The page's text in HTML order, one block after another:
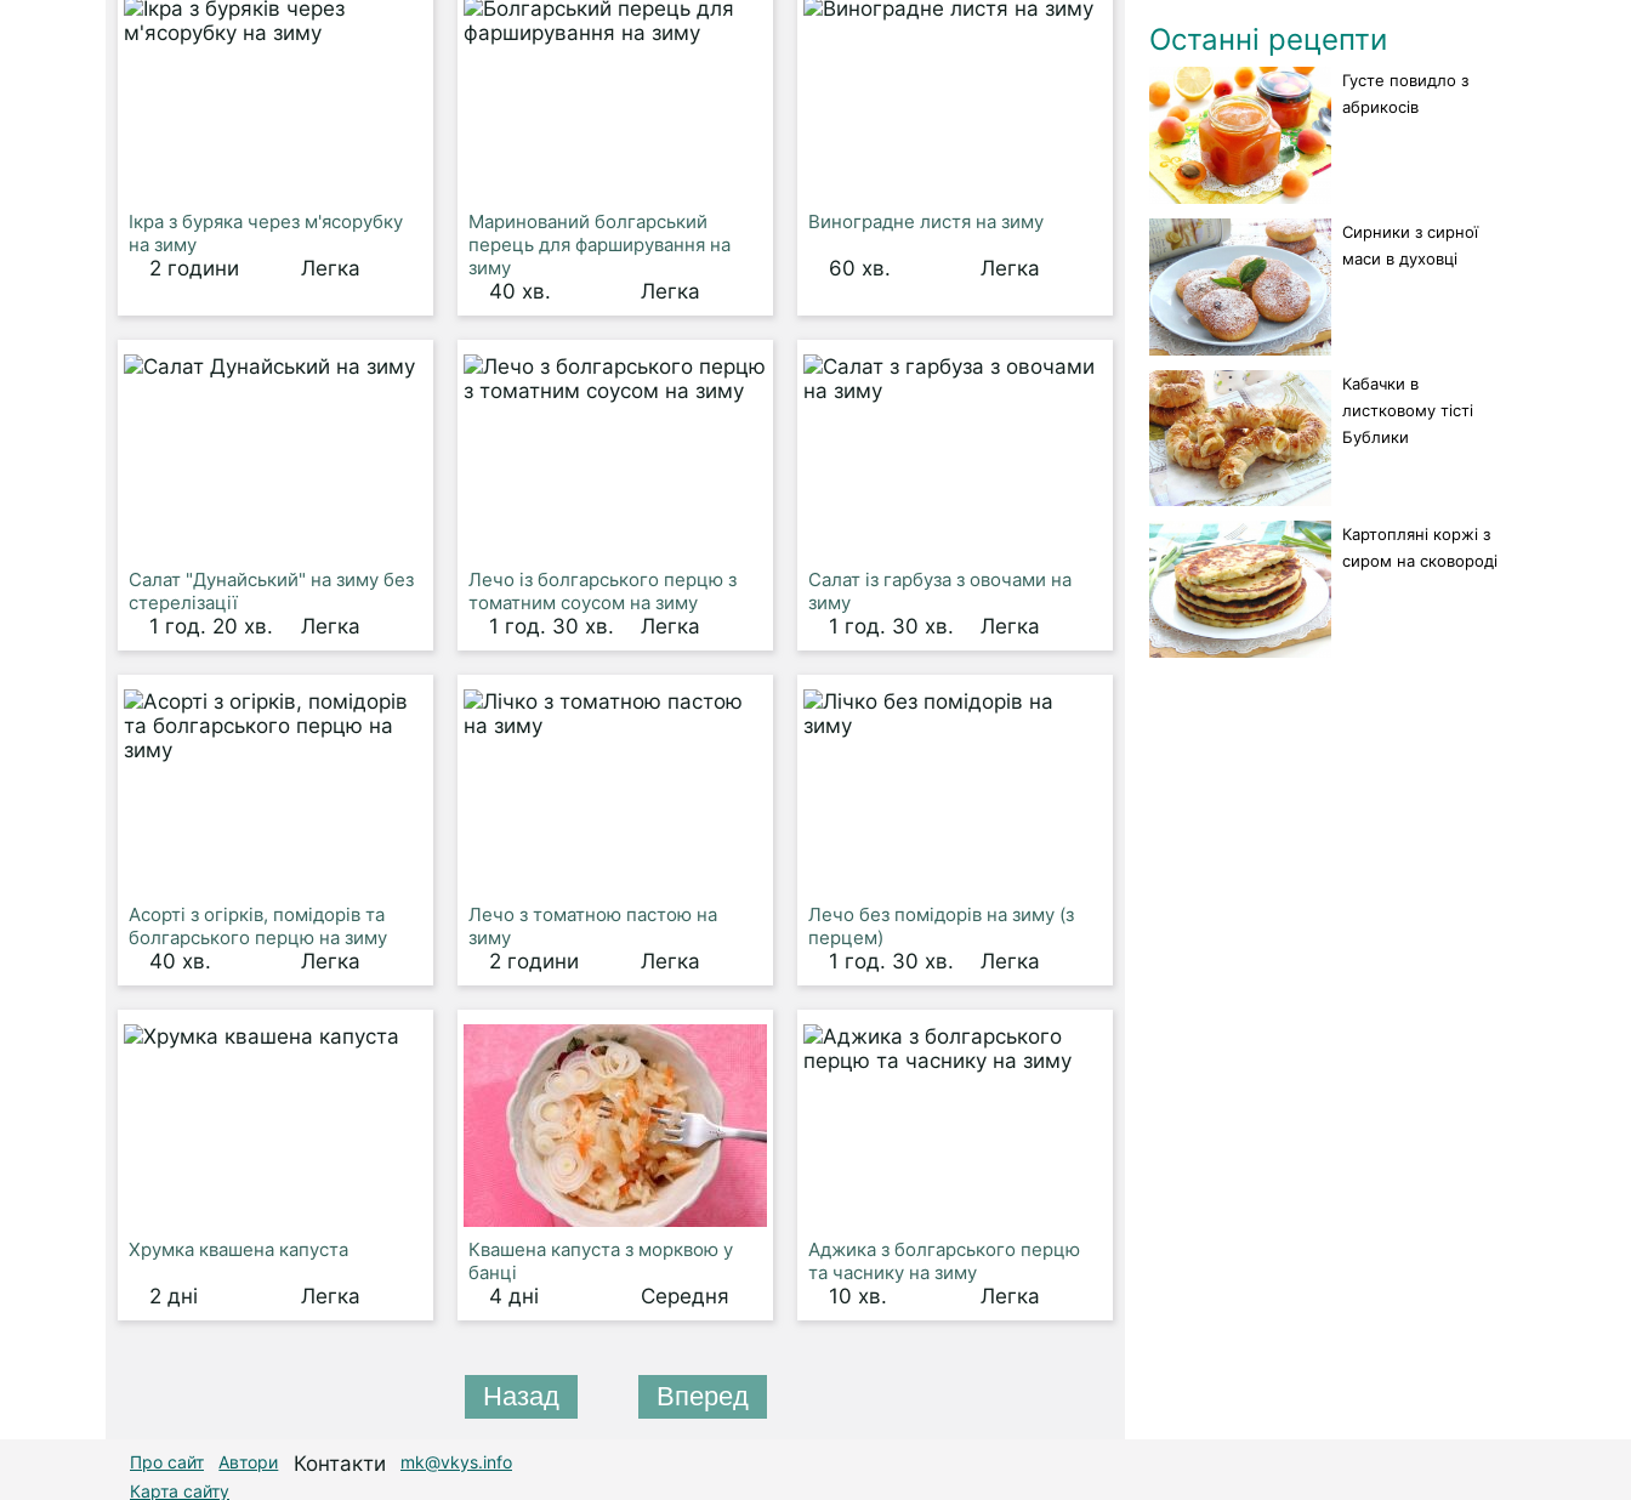
Ікра з буряка через м'ясорубку
на зиму
2 години Легка
Маринований болгарський
перець для фарширування на
зиму
40 хв. Легка
Виноградне листя на зиму
60 хв. Легка
Салат "Дунайський" на зиму без
стерелізації
1 год. 20 хв. Легка
Лечо із болгарського перцю з
томатним соусом на зиму
1 год. 30 хв. Легка
Салат із гарбуза з овочами на
зиму
1 год. 30 хв. Легка
Асорті з огірків, помідорів та
болгарського перцю на зиму
40 хв. Легка
Лечо з томатною пастою на
зиму
2 години Легка
Лечо без помідорів на зиму (з
перцем)
1 год. 30 хв. Легка
Хрумка квашена капуста
2 дні Легка
Квашена капуста з морквою у
банці
4 дні Середня
Аджика з болгарського перцю
та часнику на зиму
10 хв. Легка
Назад Вперед
Останні рецепти
Густе повидло з
абрикосів
Сирники з сирної
маси в духовці
Кабачки в
листковому тісті
Бублики
Картопляні коржі з
сиром на сковороді
Про сайт Автори Контакти
mk@vkys.info
Карта сайту